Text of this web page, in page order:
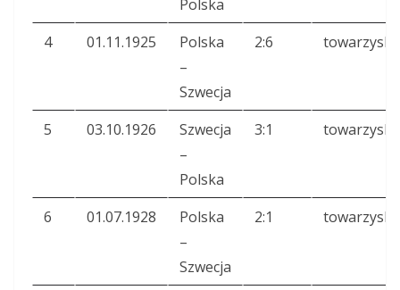
Polska
4 01.11.1925
Polska
–
Szwecja
2:6 towarzyski
5 03.10.1926
Szwecja
–
Polska
3:1 towarzyski
6 01.07.1928
Polska
–
Szwecja
2:1 towarzyski